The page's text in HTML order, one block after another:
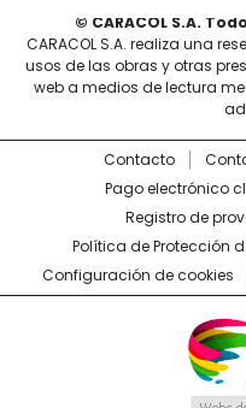
© CARACOL S.A.
CARACOL S.A. realiza una
usos de las obras y otras
web a medios de lectura
Contacto
Pago electrónico
Registro de
Política de Protección
Configuración de cookies